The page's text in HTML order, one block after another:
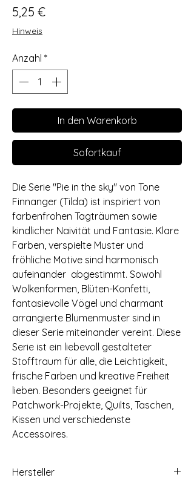
5,25 €Preis
Hinweis
Anzahl *
In den Warenkorb
Sofortkauf
Die Serie "Pie in the sky" von Tone
Finnanger (Tilda) ist inspiriert von
farbenfrohen Tagträumen sowie
kindlicher Naivität und Fantasie. Klare
Farben, verspielte Muster und
fröhliche Motive sind harmonisch
aufeinander abgestimmt. Sowohl
Wolkenformen, Blüten-Konfetti,
fantasievolle Vögel und charmant
arrangierte Blumenmuster sind in
dieser Serie miteinander vereint. Diese
Serie ist ein liebevoll gestalteter
Stofftraum für alle, die Leichtigkeit,
frische Farben und kreative Freiheit
lieben. Besonders geeignet für
Patchwork-Projekte, Quilts, Taschen,
Kissen und verschiedenste
Accessoires.
Hersteller